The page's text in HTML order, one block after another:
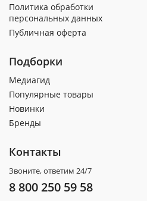
Политика обработки
персональных данных
Публичная оферта
Подборки
Медиагид
Популярные товары
Новинки
Бренды
Контакты
Звоните, ответим 24/7
8 800 250 59 58